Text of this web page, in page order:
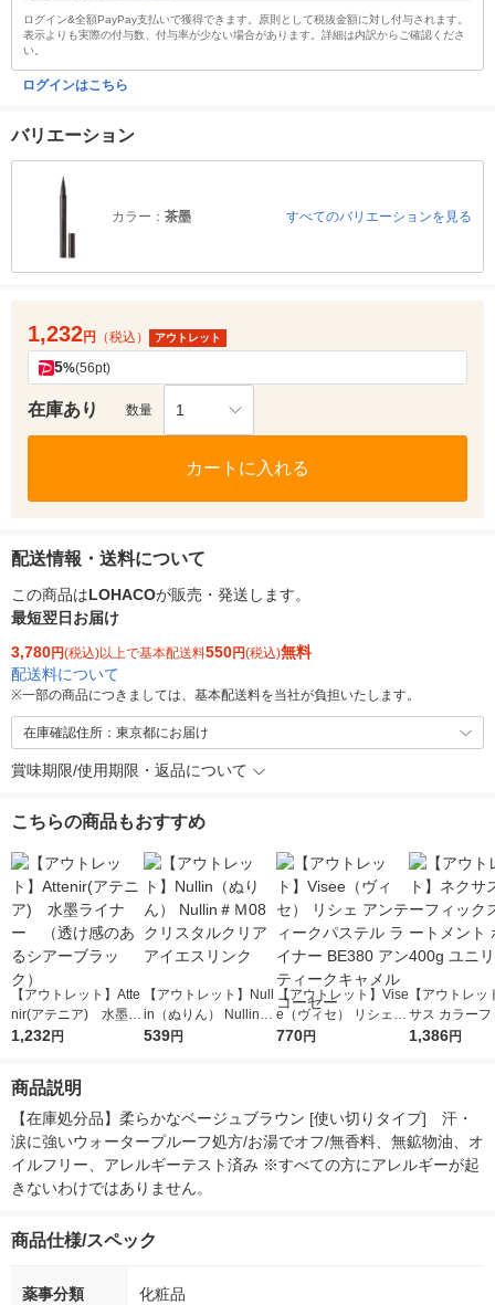
ログイン&全額PayPay支払いで獲得できます。原則として税抜金額に対し付与されます。
表示よりも実際の付与数、付与率が少ない場合があります。詳細は内訳からご確認くださ
い。
ログインはこちら
バリエーション
カラー： 茶墨 すべてのバリエーションを見る
1,232円 （税込） アウトレット
5%(56pt)
在庫あり 数量 1
カートに入れる
配送情報・送料について
この商品はLOHACOが販売・発送します。
最短翌日お届け
3,780円(税込)以上で基本配送料550円(税込)無料
配送料について
※一部の商品につきましては、基本配送料を当社が負担いたします。
在庫確認住所：東京都にお届け
賞味期限/使用期限・返品について
こちらの商品もおすすめ
【アウトレット】Atte
nir(アテニア) 水墨ラ
イナー （透け感のあ
1,232円
【アウトレット】Null
in（ぬりん） Nullin＃
Ｍ08 クリスタルクリ
539円
【アウトレット】Vise
e（ヴィセ） リシェ
アンティークパステル
770円
【アウトレッ
サス カラーフ
ス トリート
1,386円
商品説明
【在庫処分品】柔らかなベージュブラウン [使い切りタイプ]　汗・
涙に強いウォータープルーフ処方/お湯でオフ/無香料、無鉱物油、オ
イルフリー、アレルギーテスト済み ※すべての方にアレルギーが起
きないわけではありません。
商品仕様/スペック
薬事分類 化粧品